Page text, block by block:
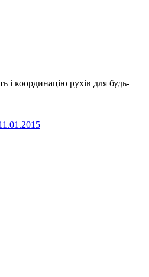
і координацію рухів для будь-